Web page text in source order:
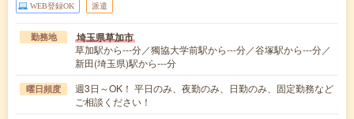
WEB登録OK 派遣
勤務地 埼玉県草加市
草加駅から---分／獨協大学前駅から---分／谷塚駅から---分／
新田(埼玉県)駅から---分
曜日頻度
週3日～OK！ 平日のみ、夜勤のみ、日勤のみ、固定勤務など
ご相談ください！